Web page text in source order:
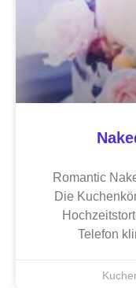
Romantic
Die
Telefon